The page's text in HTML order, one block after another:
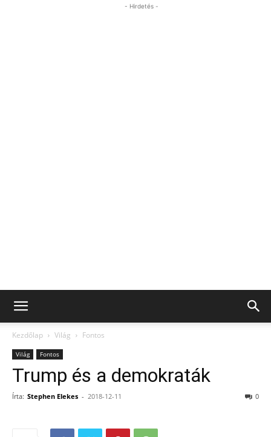
- Hirdetés -
Kezdőlap Világ Fontos
Világ Fontos
Trump és a demokraták
Írta: Stephen Elekes - 2018-12-11 0